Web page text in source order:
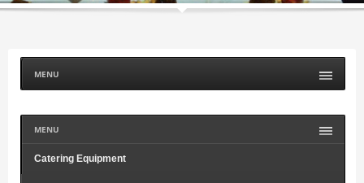
MENU
MENU
Catering Equipment